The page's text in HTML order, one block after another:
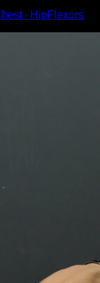
∙ HipFlexors